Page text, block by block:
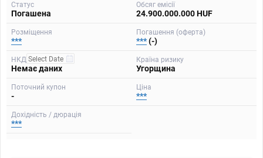
Статус
Погашена
Обсяг емісії
24.900.000.000 HUF
Розміщення
***
Погашення (оферта)
***(-)
НКД
Немає даних
Країна ризику
Угорщина
Поточний купон
-
Ціна
***
Дохідність / дюрація
***